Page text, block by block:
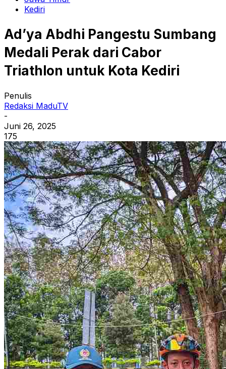
Kediri
Ad’ya Abdhi Pangestu Sumbang
Medali Perak dari Cabor
Triathlon untuk Kota Kediri
Penulis
Redaksi MaduTV
-
Juni 26, 2025
175